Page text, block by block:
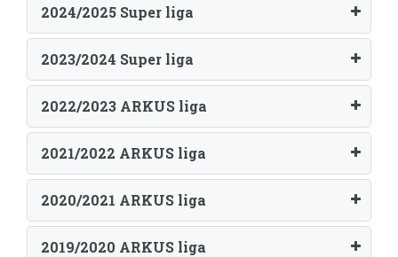
2024/2025 Super liga
2023/2024 Super liga
2022/2023 ARKUS liga
2021/2022 ARKUS liga
2020/2021 ARKUS liga
2019/2020 ARKUS liga